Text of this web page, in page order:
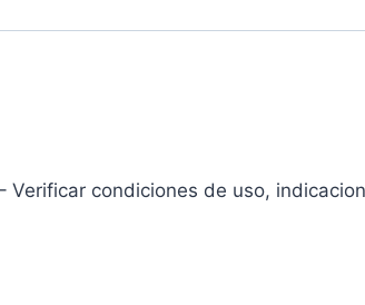
condiciones de uso,